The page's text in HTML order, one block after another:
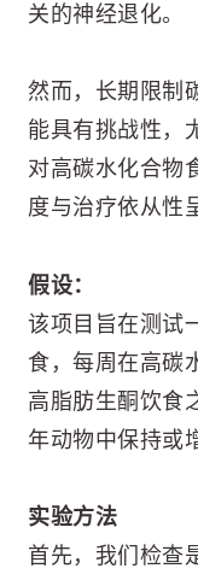
关的神经退化。
然而，长期限制
能具有挑战性，
对高碳水化合物
度与治疗依从性
假设：
该项目旨在测试
食，每周在高碳
高脂肪生酮饮食
年动物中保持或
实验方法
首先，我们检查